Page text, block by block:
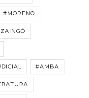
#MORENO
#AMBA